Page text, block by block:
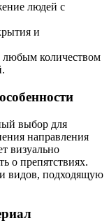
людей с
и
любым количеством
выбор для
направления
визуально
о препятствиях.
видов, подходящую